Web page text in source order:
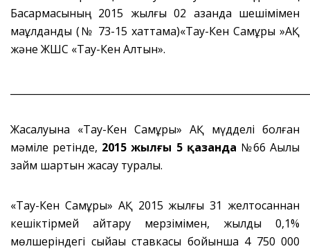
Басқармасының 2015 жылғы 02 қазанда шешімімен
мақұлданды (№ 73-15 хаттама)«Тау-Кен Самұрық »АҚ
және ЖШС «Тау-Кен Алтын».
Жасалуына «Тау-Кен Самұрық» АҚ мүдделі болған
мәміле ретінде, 2015 жылғы 5 қазанда №66 Ақылы
займ шартын жасау туралы.
«Тау-Кен Самұрық» АҚ 2015 жылғы 31 желтоқсаннан
кешіктірмей қайтару мерзімімен, жылдық 0,1%
мөлшеріндегі сыйақы ставкасы бойынша 4 750 000